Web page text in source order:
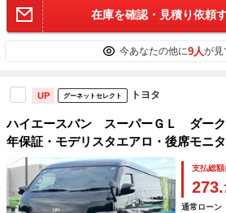
在庫を確認・見積り依頼
今あなたの他に9人が見
UP グーネットセレクト トヨタ
ハイエースバン スーパーＧＬ ダー
年保証・モデリスタエアロ・後席モニ
ー・ヒッチメンバー・バックカメラ・
スライドドア・社外テールレンズ・オ
ム・ユーザー買取車・ＥＴＣ
支払総額
273.
通常ローン